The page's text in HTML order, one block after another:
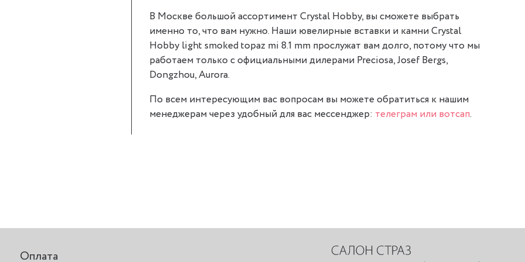
В Москве большой ассортимент Crystal Hobby, вы сможете выбрать
именно то, что вам нужно. Наши ювелирные вставки и камни Crystal
Hobby light smoked topaz mi 8.1 mm прослужат вам долго, потому что мы
работаем только с официальными дилерами Preciosa, Josef Bergs,
Dongzhou, Aurora.
По всем интересующим вас вопросам вы можете обратиться к нашим
менеджерам через удобный для вас мессенджер: телеграм или вотсап.
Оплата